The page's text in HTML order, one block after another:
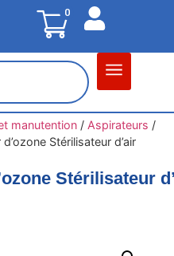
0
manutention/ Aspirateurs /
Stérilisateur d’air
Stérilisateur